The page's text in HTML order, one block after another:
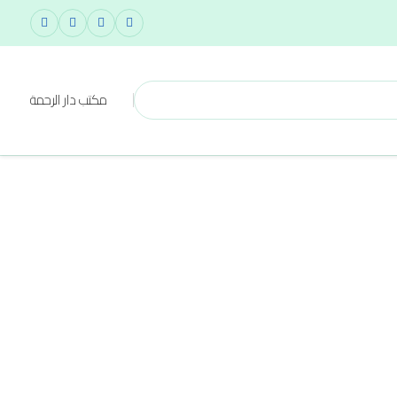
مكتب دار الرحمة